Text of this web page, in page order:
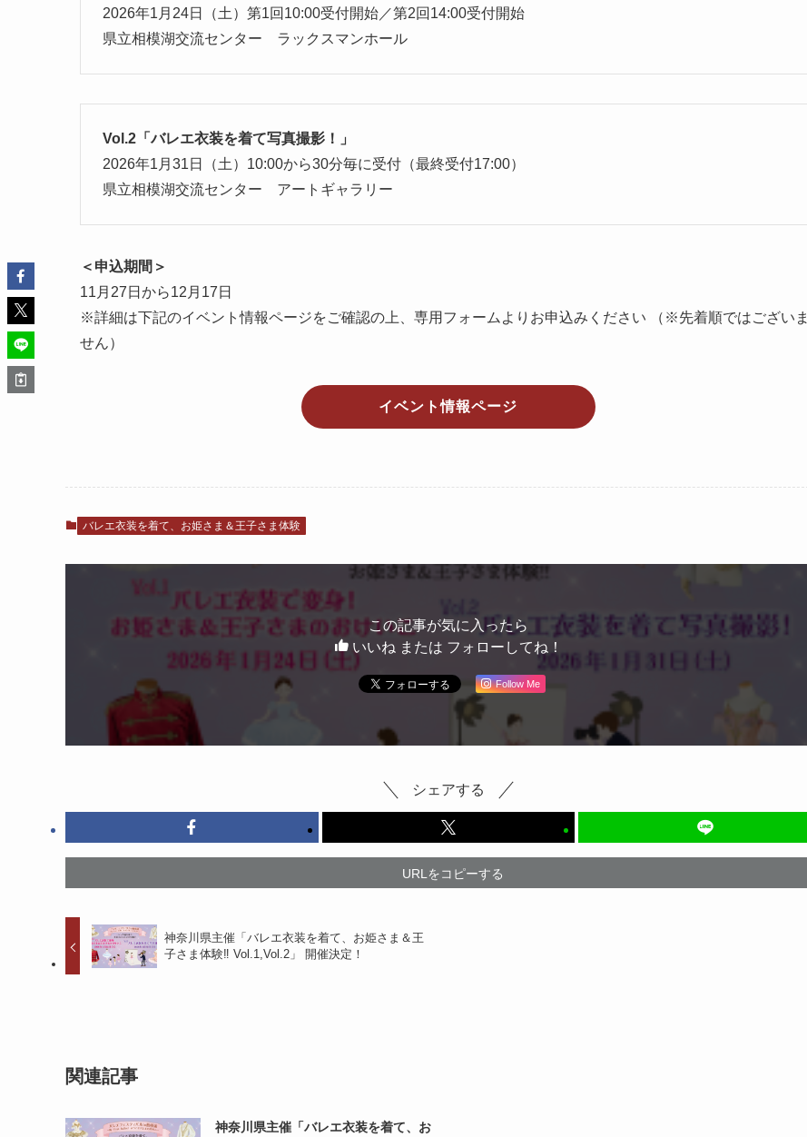
2026年1月24日（土）第1回10:00受付開始／第2回14:00受付開始
県立相模湖交流センター ラックスマンホール
Vol.2「バレエ衣装を着て写真撮影！」
2026年1月31日（土）10:00から30分毎に受付（最終受付17:00）
県立相模湖交流センター アートギャラリー
＜申込期間＞
11月27日から12月17日
※詳細は下記のイベント情報ページをご確認の上、専用フォームよりお申込みください （※先着順ではございま
せん）
イベント情報ページ
バレエ衣装を着て、お姫さま＆王子さま体験
この記事が気に入ったら
いいね または フォローしてね！
Follow Me
シェアする
URLをコピーする
神奈川県主催「バレエ衣装を着て、お姫さま＆王
子さま体験‼ Vol.1,Vol.2」 開催決定！
関連記事
神奈川県主催「バレエ衣装を着て、お